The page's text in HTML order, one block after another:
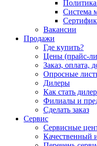
Система
Вакансии
Продажи
Где купить?
Цены (прайс-
Заказ, оплата,
Опросные
Дилеры
Как стать
Филиалы и
Сделать заказ
Сервис
Сервисные
Качественный